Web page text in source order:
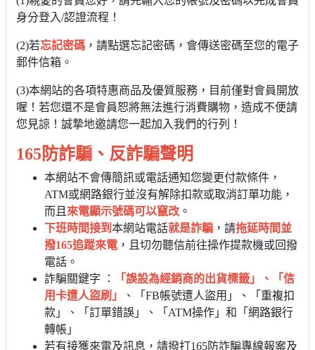
身分登入/認證流程！
(2)若忘記密碼 ，請點選忘記密碼，會傳送密碼至您的電子
郵件信箱。
(3)本網站的各項特惠商品及優質服務，目前僅對會員開放
喔！若您還不是會員恕將無法進行消費購物，造成不便請
您見諒！誠摯地邀請您一起加入我們的行列！
165防詐騙、反詐騙聲明
本網站不會傳簡訊或電話通知您變更付款條件，
ATM或網路銀行並沒有解除扣款或取消訂單功能，
而且 來電顯示號碼可以竄改 。
下班時間接到 本網站電話就是詐騙 ，請拖延時間並
撥165追蹤來電 ，且切勿聽信前往操作提款機或回撥
電話。
詐騙關鍵字 ：
「誤設為經銷商的出貨標籤」、「信
用卡遭人盜刷」
、「FB帳號遭人盜用」、「重複扣
款」、「訂單錯誤」、「ATM操作」和「網路銀行
轉帳」
若有接獲來電及訊息，請撥打165防詐騙專線報案及